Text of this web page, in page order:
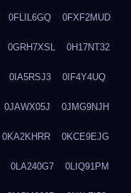
0FLIL6GQ 0FXF2MUD
0GRH7XSL 0H17NT32
0IA5RSJ3 0IF4Y4UQ
0JAWX05J 0JMG9NJH
0KA2KHRR 0KCE9EJG
0LA240G7 0LIQ91PM